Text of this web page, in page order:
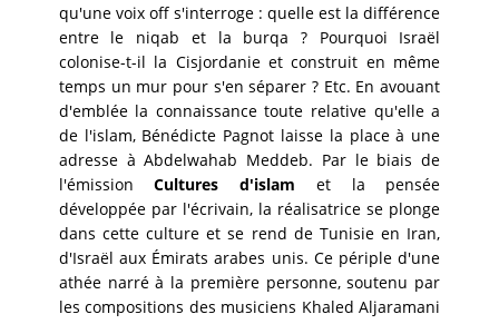
qu'une voix off s'interroge : quelle est la différence
entre le niqab et la burqa ? Pourquoi Israël
colonise-t-il la Cisjordanie et construit en même
temps un mur pour s'en séparer ? Etc. En avouant
d'emblée la connaissance toute relative qu'elle a
de l'islam, Bénédicte Pagnot laisse la place à une
adresse à Abdelwahab Meddeb. Par le biais de
l'émissionCultures d'islam et la pensée
développée par l'écrivain, la réalisatrice se plonge
dans cette culture et se rend de Tunisie en Iran,
d'Israël aux Émirats arabes unis. Ce périple d'une
athée narré à la première personne, soutenu par
les compositions des musiciens Khaled Aljaramani